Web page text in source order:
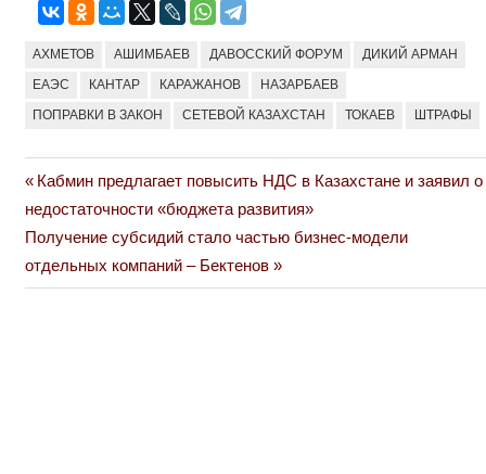
АХМЕТОВ АШИМБАЕВ ДАВОССКИЙ ФОРУМ ДИКИЙ АРМАН
ЕАЭС КАНТАР КАРАЖАНОВ НАЗАРБАЕВ
ПОПРАВКИ В ЗАКОН СЕТЕВОЙ КАЗАХСТАН ТОКАЕВ ШТРАФЫ
Навигация
по
записям
Previous
Post:
Кабмин предлагает повысить НДС в Казахстане и заявил о
недостаточности «бюджета развития»
Next
Post:
Получение субсидий стало частью бизнес-модели
отдельных компаний – Бектенов